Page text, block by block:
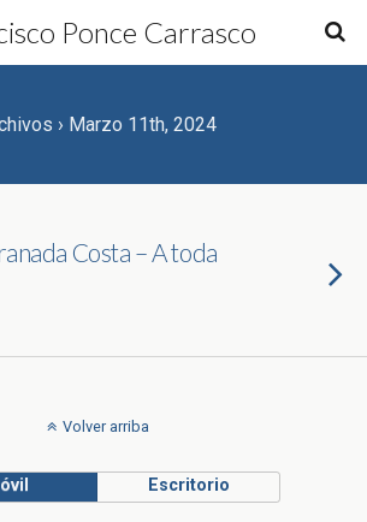
Ponce Carrasco
› Marzo 11th, 2024
Costa – A toda
Volver arriba
Escritorio